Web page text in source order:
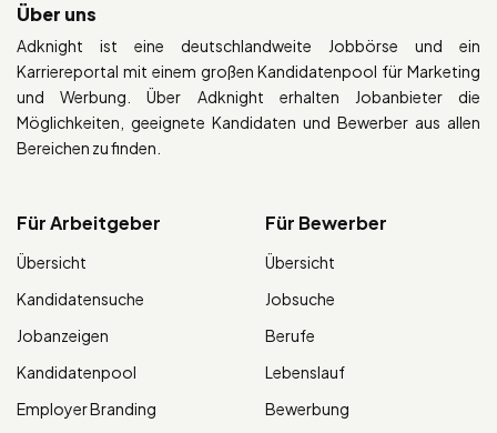
Über uns
Adknight ist eine deutschlandweite Jobbörse und ein
Karriereportal mit einem großen Kandidatenpool für Marketing
und Werbung. Über Adknight erhalten Jobanbieter die
Möglichkeiten, geeignete Kandidaten und Bewerber aus allen
Bereichen zu finden.
Für Arbeitgeber
Übersicht
Kandidatensuche
Jobanzeigen
Kandidatenpool
Employer Branding
Für Bewerber
Übersicht
Jobsuche
Berufe
Lebenslauf
Bewerbung